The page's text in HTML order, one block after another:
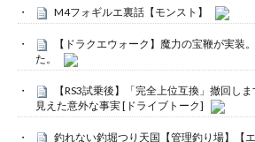
M4フォギルエ裏話【モンスト】
【ドラクエウォーク】魔力の宝鞭が実装
た。
【RS3試乗後】「完全上位互換」撤回し
見えた意外な事実 [ドライブトーク]
釣れない釣堀つり天国【管理釣り場】【